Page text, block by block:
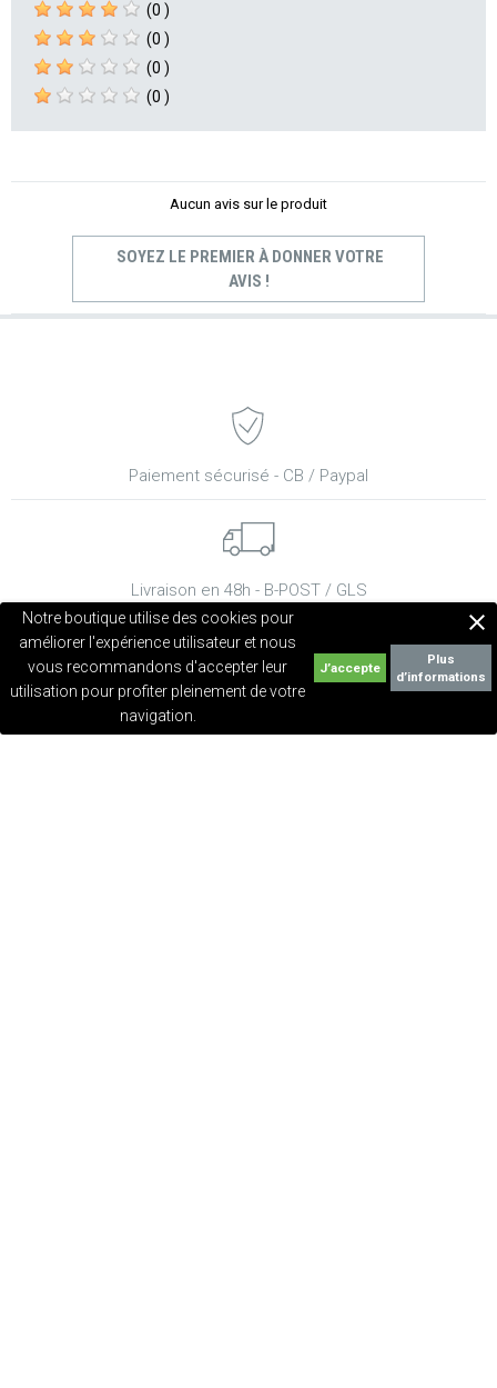
Notre boutique utilise des cookies pour
améliorer l'expérience utilisateur et nous
vous recommandons d'accepter leur
utilisation pour profiter pleinement de votre
navigation.
Plus
d’informations

(0 )
(0 )
(0 )
(0 )
Aucun avis sur le produit
SOYEZ LE PREMIER À DONNER VOTRE
AVIS !
Paiement sécurisé - CB / Paypal
Livraison en 48h - B-POST / GLS
Frais de port offert dès 79 €